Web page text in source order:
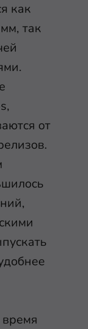
как
так
от
время